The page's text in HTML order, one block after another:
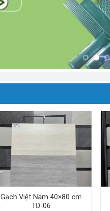
Gạch Việt Nam 40×80 cm
TD-06